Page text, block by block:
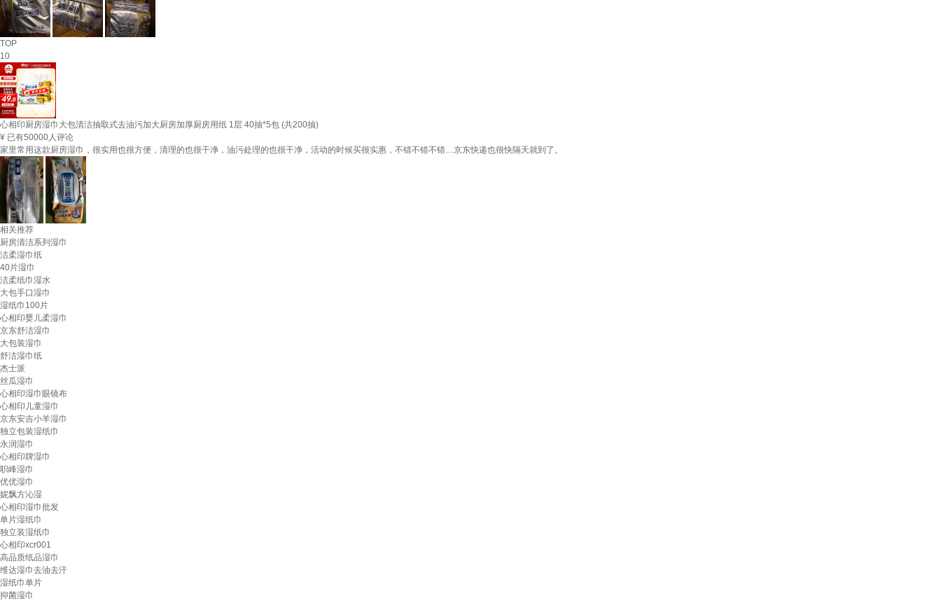
TOP
10
心相印厨房湿巾大包清洁抽取式去油污加大厨房加厚厨房用纸 1层 40抽*5包 (共200抽)
¥ 已有50000人评论
家里常用这款厨房湿巾，很实用也很方便，清理的也很干净，油污处理的也很干净，活动的时候买很实惠，不错不错不错…京东快递也很快隔天就到了。
相关推荐
厨房清洁系列湿巾
洁柔湿巾纸
40片湿巾
洁柔纸巾湿水
大包手口湿巾
湿纸巾100片
心相印婴儿柔湿巾
京东舒洁湿巾
大包装湿巾
舒洁湿巾纸
杰士派
丝瓜湿巾
心相印湿巾眼镜布
心相印儿童湿巾
京东安吉小羊湿巾
独立包装湿纸巾
永润湿巾
心相印牌湿巾
职峰湿巾
优优湿巾
妮飘方沁湿
心相印湿巾批发
单片湿纸巾
独立装湿纸巾
心相印xcr001
高品质纸品湿巾
维达湿巾去油去汗
湿纸巾单片
抑菌湿巾